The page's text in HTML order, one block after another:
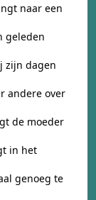
naar een
geleden
zijn dagen
andere over
de moeder
in het
genoeg te